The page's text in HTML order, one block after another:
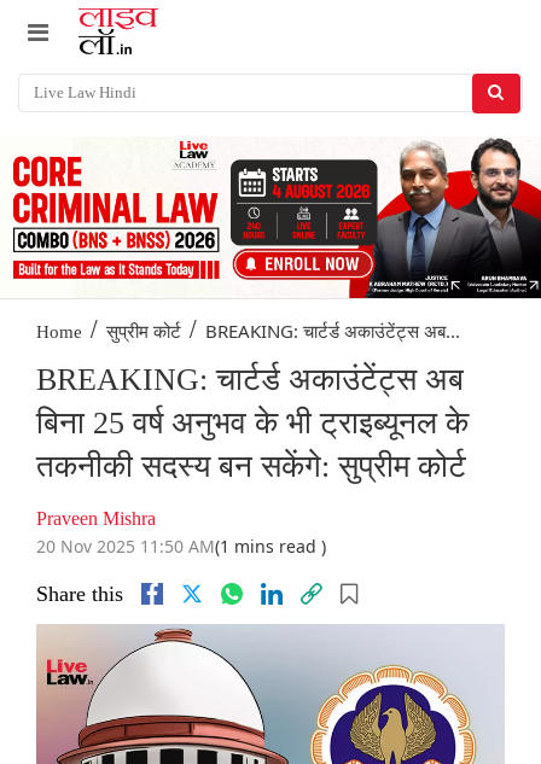
Home / सुप्रीम कोर्ट / BREAKING: चार्टर्ड अकाउंटेंट्स अब...
BREAKING: चार्टर्ड अकाउंटेंट्स अब
बिना 25 वर्ष अनुभव के भी ट्राइब्यूनल के
तकनीकी सदस्य बन सकेंगे: सुप्रीम कोर्ट
Praveen Mishra
20 Nov 2025 11:50 AM(1 mins read )
Share this